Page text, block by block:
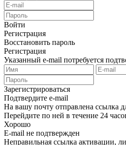
Войти
Регистрация
Восстановить пароль
Регистрация
Указанный e-mail потребуется
Зарегистрироваться
Подтвердите e-mail
На вашу почту отправлена ссылка
Перейдите по ней в течение 24
Хорошо
E-mail не подтвержден
Неправильная ссылка активации,